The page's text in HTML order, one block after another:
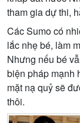
tham gia dự thi,
Các Sumo có
lắc nhẹ bé, làm
Nhưng nếu bé
biện pháp mạnh
mặt nạ quỷ sẽ
thôi.